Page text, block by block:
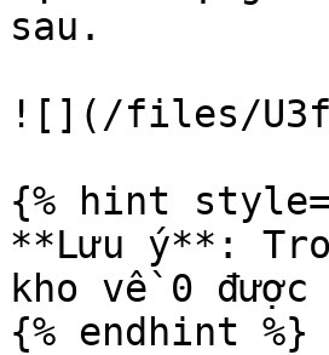
sau.
![](/files/
{% hint
**Lưu ý**:
kho về 0 được
{% endhint %}